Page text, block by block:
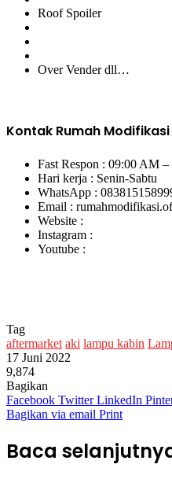
Roof Spoiler
Over Vender dll…
Kontak Rumah Modifikasi
Fast Respon : 09:00 AM
Hari kerja : Senin-Sabtu
WhatsApp :
Email :
Website :
Instagram :
Youtube :
Tag
aftermarket aki lampu kabin
17 Juni 2022
9,874
Bagikan
Facebook Twitter LinkedIn
Bagikan via email Print
Baca